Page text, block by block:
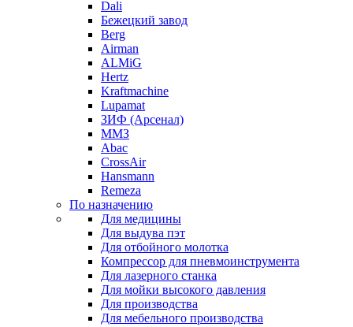
Dali
Бежецкий завод
Berg
Airman
ALMiG
Hertz
Kraftmachine
Lupamat
ЗИФ (Арсенал)
ММЗ
Abac
CrossAir
Hansmann
Remeza
По назначению
Для медицины
Для выдува пэт
Для отбойного молотка
Компрессор для пневмоинструмента
Для лазерного станка
Для мойки высокого давления
Для производства
Для мебельного производства